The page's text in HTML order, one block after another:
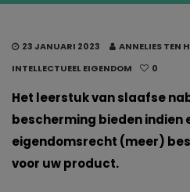
23 JANUARI 2023 ANNELIES TEN
INTELLECTUEEL EIGENDOM
0
Het leerstuk van slaafse
bescherming bieden indien
eigendomsrecht (meer)
voor uw product.